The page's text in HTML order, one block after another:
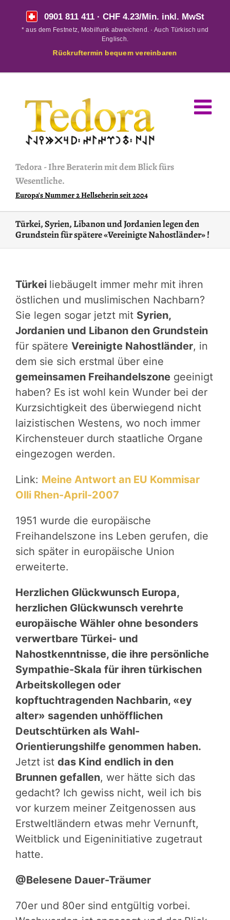
0901 811 411· CHF 4.23/Min. inkl. MwSt
* aus dem Festnetz, Mobilfunk abweichend. · Auch Türkisch und
Englisch.
Rückruftermin bequem vereinbaren
Tedora-Ihre Beraterin mit dem Blick fürs
Wesentliche.
Europa's Nummer 2 Hellseherin seit 2004
Türkei, Syrien, Libanon und Jordanien legen den
Grundstein für spätere «Vereinigte Nahostländer» !
Türkei liebäugelt immer mehr mit ihren
östlichen und muslimischen Nachbarn?
Sie legen sogar jetzt mit Syrien,
Jordanien und Libanon den Grundstein
für spätere Vereinigte Nahostländer, in
dem sie sich erstmal über eine
gemeinsamen Freihandelszone geeinigt
haben? Es ist wohl kein Wunder bei der
Kurzsichtigkeit des überwiegend nicht
laizistischen Westens, wo noch immer
Kirchensteuer durch staatliche Organe
eingezogen werden.
Link: Meine Antwort an EU Kommisar
Olli Rhen-April-2007
1951 wurde die europäische
Freihandelszone ins Leben gerufen, die
sich später in europäische Union
erweiterte.
Herzlichen Glückwunsch Europa,
herzlichen Glückwunsch verehrte
europäische Wähler ohne besonders
verwertbare Türkei- und
Nahostkenntnisse, die ihre persönliche
Sympathie-Skala für ihren türkischen
Arbeitskollegen oder
kopftuchtragenden Nachbarin, «ey
alter» sagenden unhöfflichen
Deutschtürken als Wahl-
Orientierungshilfe genommen haben.
Jetzt ist das Kind endlich in den
Brunnen gefallen, wer hätte sich das
gedacht? Ich gewiss nicht, weil ich bis
vor kurzem meiner Zeitgenossen aus
Erstweltländern etwas mehr Vernunft,
Weitblick und Eigeninitiative zugetraut
hatte.
@Belesene Dauer-Träumer
70er und 80er sind entgültig vorbei.